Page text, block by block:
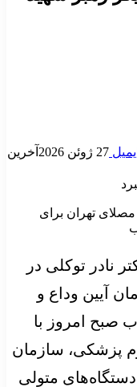
27 ژوئن 2026
آخرین
نادر توکلی در
آیین وداع و
صبح امروز با
پزشکی، سازمان
متولی